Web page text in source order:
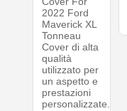
2022 Ford
Maverick XL
Tonneau
Cover di alta
qualità
utilizzato per
un aspetto e
prestazioni
personalizzate.